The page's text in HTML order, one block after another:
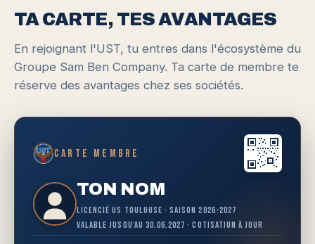
TA CARTE, TES AVANTAGES
En rejoignant l'UST, tu entres dans l'écosystème du
Groupe Sam Ben Company. Ta carte de membre te
réserve des avantages chez ses sociétés.
Carte membre
TON NOM
Licencié US Toulouse · Saison 2026-2027
Valable jusqu'au 30.06.2027 · Cotisation à jour